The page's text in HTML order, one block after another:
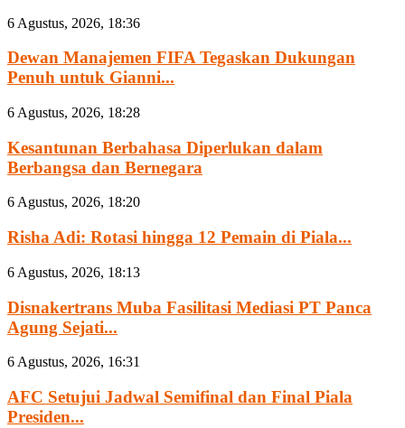
6 Agustus, 2026, 18:36
Dewan Manajemen FIFA Tegaskan Dukungan
Penuh untuk Gianni...
6 Agustus, 2026, 18:28
Kesantunan Berbahasa Diperlukan dalam
Berbangsa dan Bernegara
6 Agustus, 2026, 18:20
Risha Adi: Rotasi hingga 12 Pemain di Piala...
6 Agustus, 2026, 18:13
Disnakertrans Muba Fasilitasi Mediasi PT Panca
Agung Sejati...
6 Agustus, 2026, 16:31
AFC Setujui Jadwal Semifinal dan Final Piala
Presiden...